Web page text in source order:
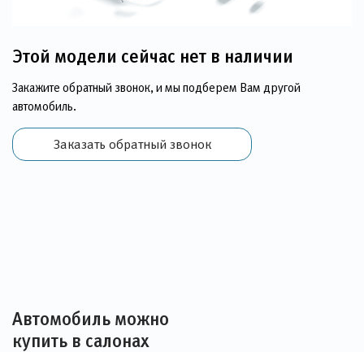
Этой модели сейчас нет в наличии
Закажите обратный звонок, и мы подберем Вам другой
автомобиль.
Заказать обратный звонок
Автомобиль можно
купить в салонах